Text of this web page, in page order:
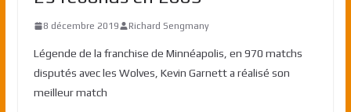
8 décembre 2019 Richard Sengmany
Légende de la franchise de Minnéapolis, en 970 matchs
disputés avec les Wolves, Kevin Garnett a réalisé son
meilleur match